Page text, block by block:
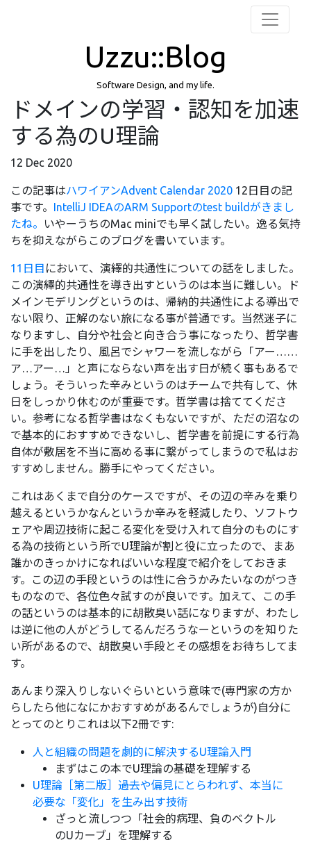
Uzzu::Blog
Software Design, and my life.
ドメインの学習・認知を加速
する為のU理論
12 Dec 2020
この記事はハワイアンAdvent Calendar 2020 12日目の記
事です。 IntelliJ IDEAのARM Supportのtest buildがきまし
たね。
いやーうちのMac miniでも早く試したい。逸る気持
ちを抑えながらこのブログを書いています。
11日目 において、演繹的共通性についての話をしました。
この演繹的共通性を導き出すというのは本当に難しい。ド
メインモデリングというのは、帰納的共通性による導出で
ない限り、正解のない旅になる事が普通です。当然迷子に
なりますし、自分や社会と向き合う事になったり、哲学書
に手を出したり、風呂でシャワーを流しながら「アー……
ア…アー…」と声にならない声を出す日が続く事もあるで
しょう。そういった辛みというのはチームで共有して、休
日をしっかり休むのが重要です。哲学書は捨ててくださ
い。参考になる哲学書はなくもないですが、ただの沼なの
で基本的におすすめできないし、哲学書を前提にする行為
自体が敷居を不当に高める事に繋がってしまうので私はお
すすめしません。勝手にやってください。
これはあくまで自分のケースですが、その辺の辛みを乗り
越えるというかなんというか辛みを軽減したり、ソフトウ
ェアや周辺技術に起こる変化を受け入れて自分のものにす
る為の技術という所でU理論が割と役に立ったので、まあ
誰かのきっかけになればいいな程度で紹介をしておきま
す。この辺の手段というのは性に合うかみたいなのがつき
ものなので、各位色々試すのが良いです。加えて、この手
の話というのは基本的に胡散臭い話になりますが、わたし
は逆に他の人がどうしてるんだろうなーというのを知りた
い所があるので、胡散臭い手段とその感想をお待ちしてま
す。
あんまり深入りしないぐらいという意味で(専門家の方か
らしたら他になにかおすすめがあるんでしょうが)自分に
とってのとりこれは以下2冊です:
人と組織の問題を劇的に解決するU理論入門
まずはこの本でU理論の基礎を理解する
U理論［第二版］――過去や偏見にとらわれず、本当に
必要な「変化」を生み出す技術
ざっと流しつつ「社会的病理、負のベクトル
のUカーブ」を理解する